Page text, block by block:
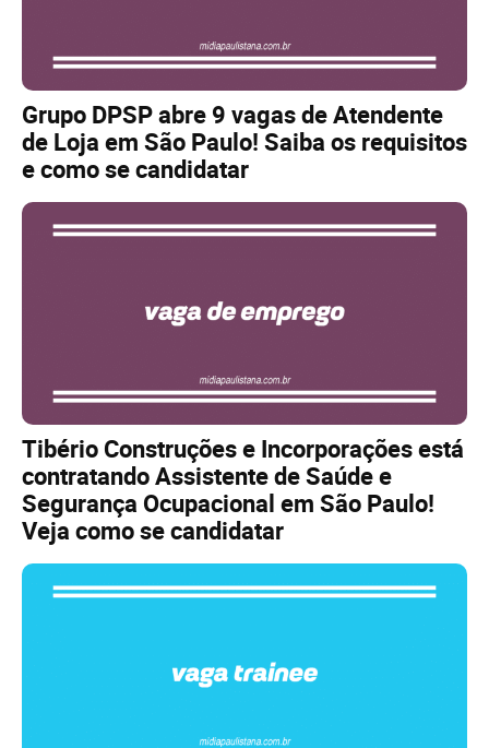
Grupo DPSP abre 9 vagas de Atendente
de Loja em São Paulo! Saiba os requisitos
e como se candidatar
Tibério Construções e Incorporações está
contratando Assistente de Saúde e
Segurança Ocupacional em São Paulo!
Veja como se candidatar